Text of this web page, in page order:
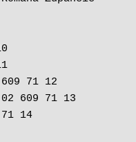
02 609 71 11
02 609 71 14